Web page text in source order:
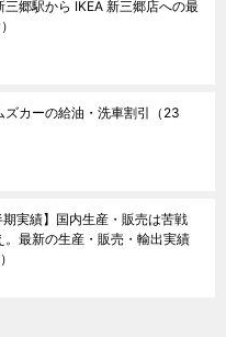
郷駅から IKEA 新三郷店への最
カーの給油・洗車割引
（23
期実績】国内生産・販売は苦戦
。最新の生産・販売・輸出実績